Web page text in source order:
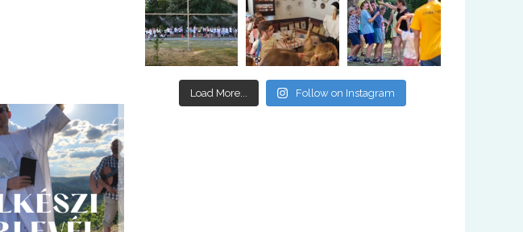
Load More... Follow on Instagram